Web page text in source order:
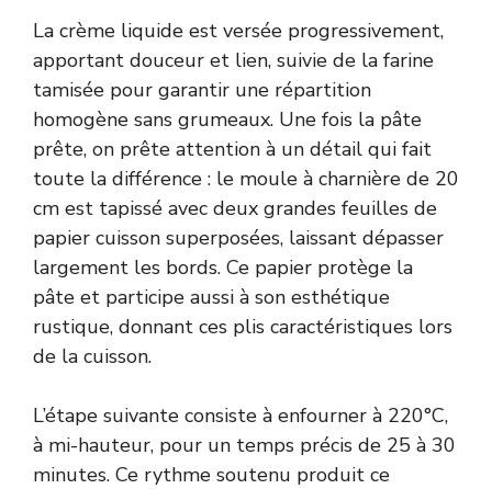
La crème liquide est versée progressivement,
apportant douceur et lien, suivie de la farine
tamisée pour garantir une répartition
homogène sans grumeaux. Une fois la pâte
prête, on prête attention à un détail qui fait
toute la différence : le moule à charnière de 20
cm est tapissé avec deux grandes feuilles de
papier cuisson superposées, laissant dépasser
largement les bords. Ce papier protège la
pâte et participe aussi à son esthétique
rustique, donnant ces plis caractéristiques lors
de la cuisson.
L’étape suivante consiste à enfourner à 220°C,
à mi-hauteur, pour un temps précis de 25 à 30
minutes. Ce rythme soutenu produit ce